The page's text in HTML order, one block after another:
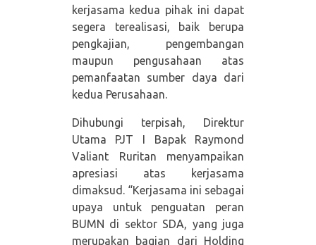
kerjasama kedua pihak ini dapat
segera terealisasi, baik berupa
pengkajian, pengembangan
maupun pengusahaan atas
pemanfaatan sumber daya dari
kedua Perusahaan.
Dihubungi terpisah, Direktur
Utama PJT I Bapak Raymond
Valiant Ruritan menyampaikan
apresiasi atas kerjasama
dimaksud. “Kerjasama ini sebagai
upaya untuk penguatan peran
BUMN di sektor SDA, yang juga
merupakan bagian dari Holding